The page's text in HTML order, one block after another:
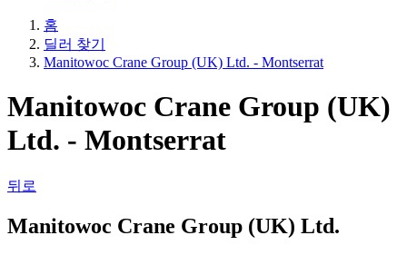
홈
딜러 찾기
Manitowoc Crane Group (UK) Ltd. - Montserrat
Manitowoc Crane Group (UK)
Ltd. - Montserrat
뒤로
Manitowoc Crane Group (UK) Ltd.